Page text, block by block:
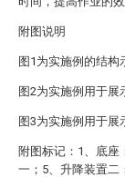
附图说明
图1为实施例的结构
图2为实施例用于展
图3为实施例用于展
附图标记：1、底座
一；5、升降装置二